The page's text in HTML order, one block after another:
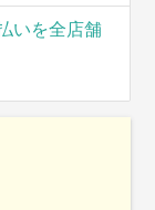
いを全店舗